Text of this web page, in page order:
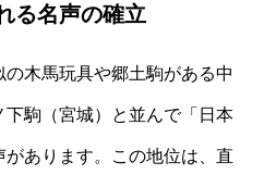
る名声の確立
木馬玩具や郷土駒がある中
駒（宮城）と並んで「日本
あります。この地位は、直